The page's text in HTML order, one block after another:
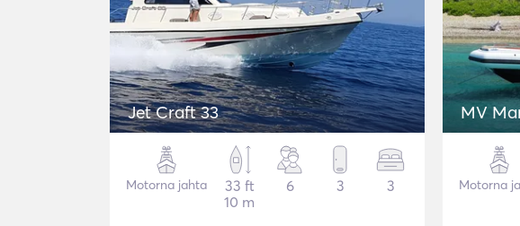
Jet Craft 33
Motorna jahta
33 ft
10 m
6 3 3
MV
Motorna